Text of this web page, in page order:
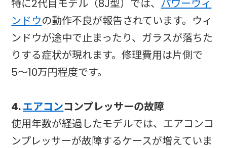
特に2代目モデル（8J型）では、 パワーウィ
ンドウの動作不良が報告されています。ウィ
ンドウが途中で止まったり、ガラスが落ちた
りする症状が現れます。修理費用は片側で
5〜10万円程度です。
4.エアコンコンプレッサーの故障
使用年数が経過したモデルでは、エアコンコ
ンプレッサーが故障するケースが増えていま